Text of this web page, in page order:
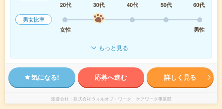
20代
30代 40代 50代
60代
男女比率
女性
男性
もっと見る
気になる! 応募へ進む 詳しく見る
派遣会社 株式会社ウィルオブ・ワーク ケアワーク事業部